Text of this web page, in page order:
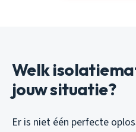
Welk
jouw situatie?
Er is niet één perfecte